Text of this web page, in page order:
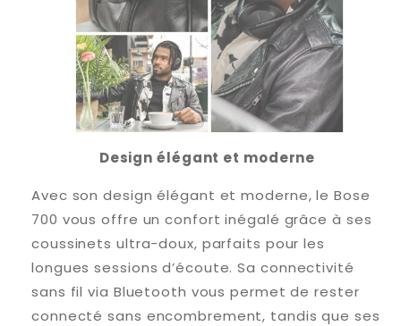
Design élégant et moderne
Avec son design élégant et moderne, le Bose
700 vous offre un confort inégalé grâce à ses
coussinets ultra-doux, parfaits pour les
longues sessions d’écoute. Sa connectivité
sans fil via Bluetooth vous permet de rester
connecté sans encombrement, tandis que ses